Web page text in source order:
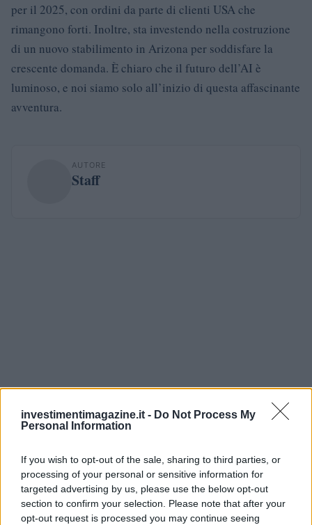
investimentimagazine.it - Do Not Process My
Personal Information
If you wish to opt-out of the sale, sharing to third parties, or
processing of your personal or sensitive information for
targeted advertising by us, please use the below opt-out
section to confirm your selection. Please note that after your
opt-out request is processed you may continue seeing
per il 2025, con ordini da parte di clienti USA che
rimangono forti. Inoltre, sta investendo nella costruzione
di un nuovo stabilimento in Arizona per soddisfare la
crescente domanda. È chiaro che il futuro dell’AI è
luminoso, e noi siamo solo all’inizio di questa affascinante
avventura.
AUTORE
Staff